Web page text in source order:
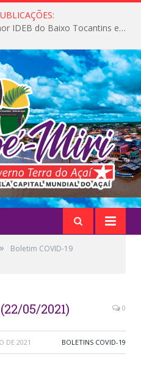
Igarapé-Miri conquista o melhor IDEB do Baixo Tocantins e avança na qualidade da educação pública
»
Boletim COVID-19
05/2021) 0
DE 2021 BOLETINS COVID-19